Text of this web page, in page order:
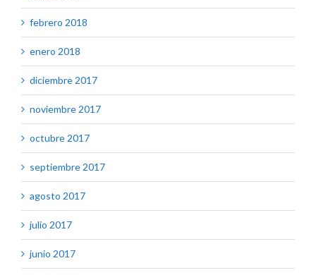
febrero 2018
enero 2018
diciembre 2017
noviembre 2017
octubre 2017
septiembre 2017
agosto 2017
julio 2017
junio 2017